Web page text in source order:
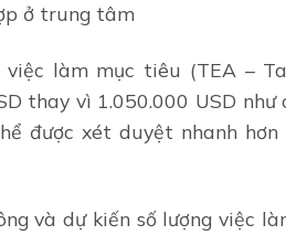
ở trung tâm
làm mục tiêu (TEA –
thay vì 1.050.000 USD như
được xét duyệt nhanh
và dự kiến số lượng việc